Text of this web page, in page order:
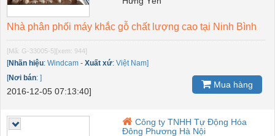
Nhà phân phối máy khắc gỗ chất lượng cao tại Ninh Bình
[Mã: G-33005-5] [xem: 944]
[Nhãn hiệu: Windcam - Xuất xứ: Việt Nam]
[Nơi bán: ]
2016-12-05 07:13:40]
Mua hàng
Công ty TNHH Tự Động Hóa
Đông Phương Hà Nội